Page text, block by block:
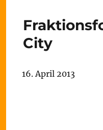
City
16. April 2013